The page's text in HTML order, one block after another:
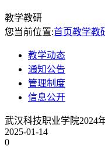
教学教研
您当前位置:首页教学教
教学动态
通知公告
管理制度
信息公开
武汉科技职业学院2024
2025-01-14
0